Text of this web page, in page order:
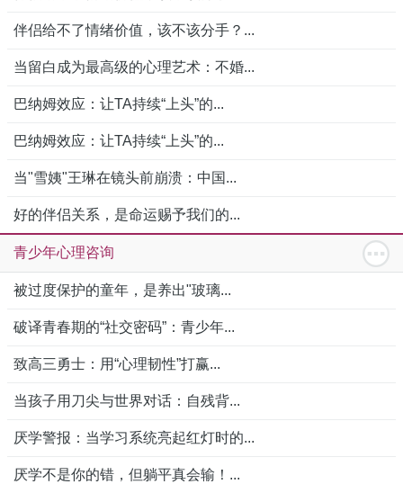
伴侣给不了情绪价值，该不该分手？...
当留白成为最高级的心理艺术：不婚...
巴纳姆效应：让TA持续“上头”的...
巴纳姆效应：让TA持续“上头”的...
当"雪姨"王琳在镜头前崩溃：中国...
好的伴侣关系，是命运赐予我们的...
青少年心理咨询
被过度保护的童年，是养出"玻璃...
破译青春期的“社交密码”：青少年...
致高三勇士：用“心理韧性”打赢...
当孩子用刀尖与世界对话：自残背...
厌学警报：当学习系统亮起红灯时的...
厌学不是你的错，但躺平真会输！...